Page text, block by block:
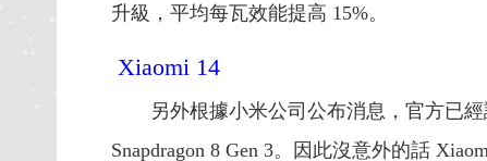
升級，平均每瓦效能提高 15%。
Xiaomi 14
另外根據小米公司公布消息，官方已
Snapdragon 8 Gen 3。因此沒意外的話